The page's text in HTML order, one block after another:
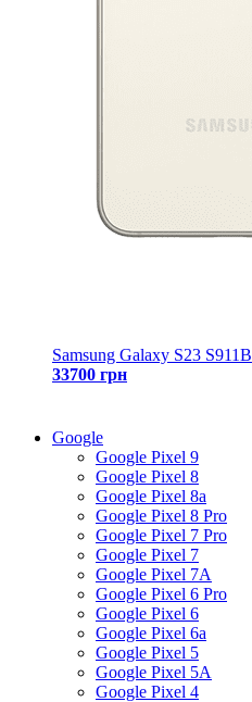
Samsung Galaxy S23 S911B
33700 грн
Google
Google Pixel 9
Google Pixel 8
Google Pixel 8a
Google Pixel 8 Pro
Google Pixel 7 Pro
Google Pixel 7
Google Pixel 7A
Google Pixel 6 Pro
Google Pixel 6
Google Pixel 6a
Google Pixel 5
Google Pixel 5A
Google Pixel 4